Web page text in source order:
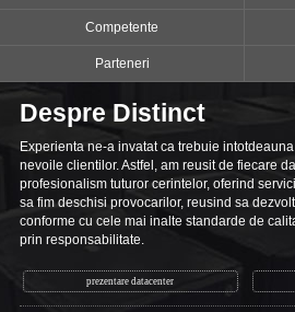
Competente
Parteneri
Despre Distinct
Experienta ne-a invatat ca trebuie
nevoile clientilor. Astfel, am reusit de fiecare
profesionalism tuturor cerintelor, oferind
sa fim deschisi provocarilor, reusind sa
conforme cu cele mai inalte standarde de
prin responsabilitate.
prezentare datacenter